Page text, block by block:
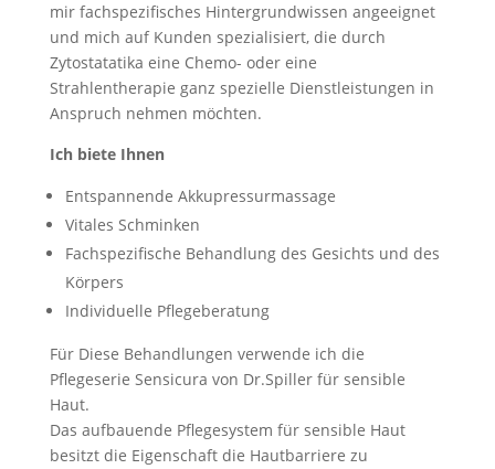
mir fachspezifisches Hintergrundwissen angeeignet
und mich auf Kunden spezialisiert, die durch
Zytostatatika eine Chemo- oder eine
Strahlentherapie ganz spezielle Dienstleistungen in
Anspruch nehmen möchten.
Ich biete Ihnen
Entspannende Akkupressurmassage
Vitales Schminken
Fachspezifische Behandlung des Gesichts und des
Körpers
Individuelle Pflegeberatung
Für Diese Behandlungen verwende ich die
Pflegeserie Sensicura von Dr.Spiller für sensible
Haut.
Das aufbauende Pflegesystem für sensible Haut
besitzt die Eigenschaft die Hautbarriere zu